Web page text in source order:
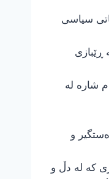
سیاسی
ئەم شارە لە
و
کە لە دڵ و